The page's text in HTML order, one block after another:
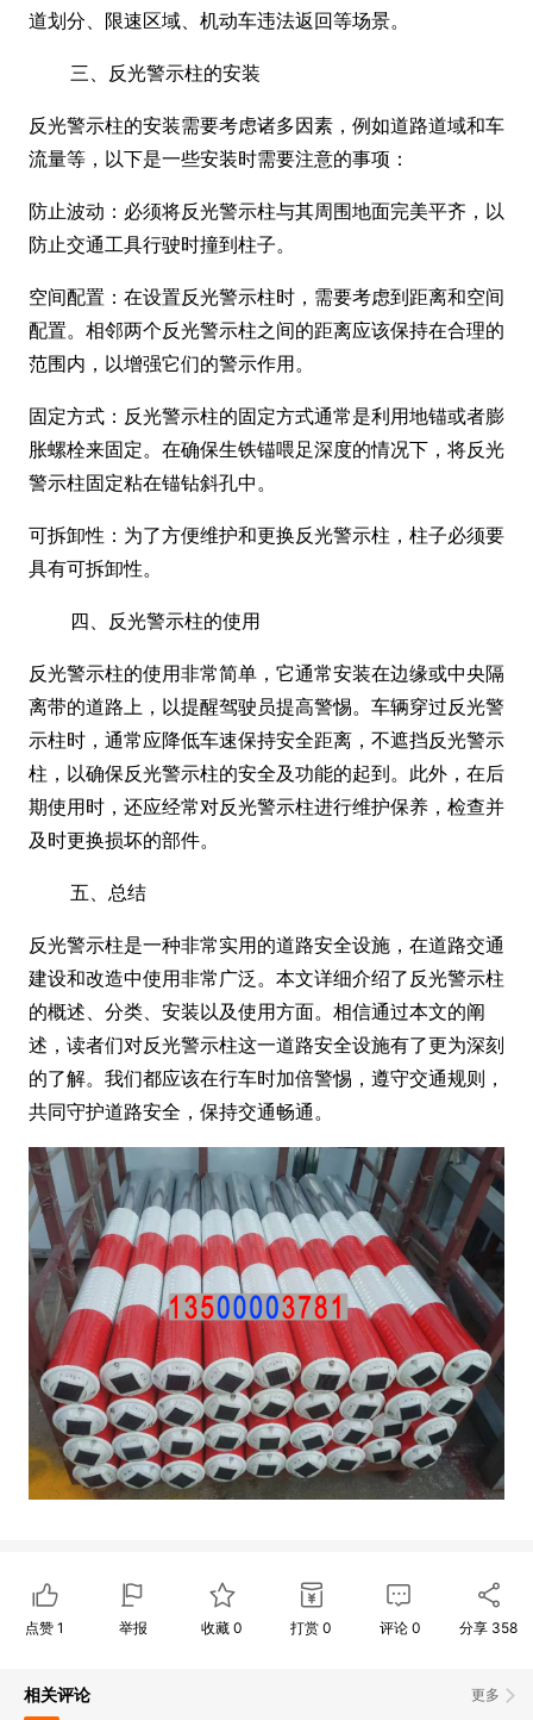
道划分、限速区域、机动车违法返回等场景。
三、反光警示柱的安装
反光警示柱的安装需要考虑诸多因素，例如道路道域和车
流量等，以下是一些安装时需要注意的事项：
防止波动：必须将反光警示柱与其周围地面完美平齐，以
防止交通工具行驶时撞到柱子。
空间配置：在设置反光警示柱时，需要考虑到距离和空间
配置。相邻两个反光警示柱之间的距离应该保持在合理的
范围内，以增强它们的警示作用。
固定方式：反光警示柱的固定方式通常是利用地锚或者膨
胀螺栓来固定。在确保生铁锚喂足深度的情况下，将反光
警示柱固定粘在锚钻斜孔中。
可拆卸性：为了方便维护和更换反光警示柱，柱子必须要
具有可拆卸性。
四、反光警示柱的使用
反光警示柱的使用非常简单，它通常安装在边缘或中央隔
离带的道路上，以提醒驾驶员提高警惕。车辆穿过反光警
示柱时，通常应降低车速保持安全距离，不遮挡反光警示
柱，以确保反光警示柱的安全及功能的起到。此外，在后
期使用时，还应经常对反光警示柱进行维护保养，检查并
及时更换损坏的部件。
五、总结
反光警示柱是一种非常实用的道路安全设施，在道路交通
建设和改造中使用非常广泛。本文详细介绍了反光警示柱
的概述、分类、安装以及使用方面。相信通过本文的阐
述，读者们对反光警示柱这一道路安全设施有了更为深刻
的了解。我们都应该在行车时加倍警惕，遵守交通规则，
共同守护道路安全，保持交通畅通。
点赞 1 举报 收藏0 打赏 0 评论 0 分享 358
更多
相关评论